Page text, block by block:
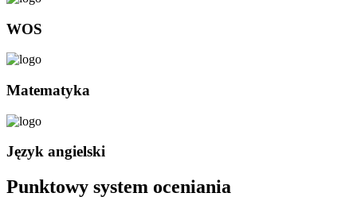
WOS
Matematyka
Język angielski
Punktowy system oceniania